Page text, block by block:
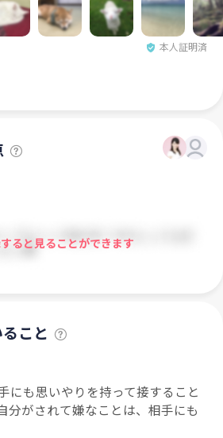
本人証明済
ると見ることができます
こと
にも思いやりを持って接すること
分がされて嫌なことは、相手にも